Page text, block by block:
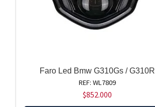
Faro Led Bmw G310Gs / G310R
REF: WL7809
$852.000